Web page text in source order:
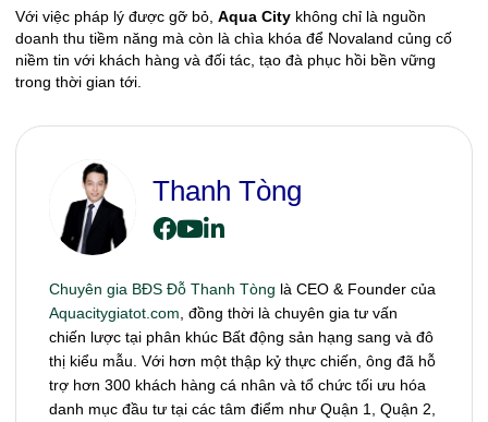
Với việc pháp lý được gỡ bỏ,Aqua City không chỉ là nguồn
doanh thu tiềm năng mà còn là chìa khóa để Novaland củng cố
niềm tin với khách hàng và đối tác, tạo đà phục hồi bền vững
trong thời gian tới.
Thanh Tòng
Chuyên gia BĐS Đỗ Thanh Tòng là CEO & Founder của
Aquacitygiatot.com , đồng thời là chuyên gia tư vấn
chiến lược tại phân khúc Bất động sản hạng sang và đô
thị kiểu mẫu. Với hơn một thập kỷ thực chiến, ông đã hỗ
trợ hơn 300 khách hàng cá nhân và tổ chức tối ưu hóa
danh mục đầu tư tại các tâm điểm như Quận 1, Quận 2,